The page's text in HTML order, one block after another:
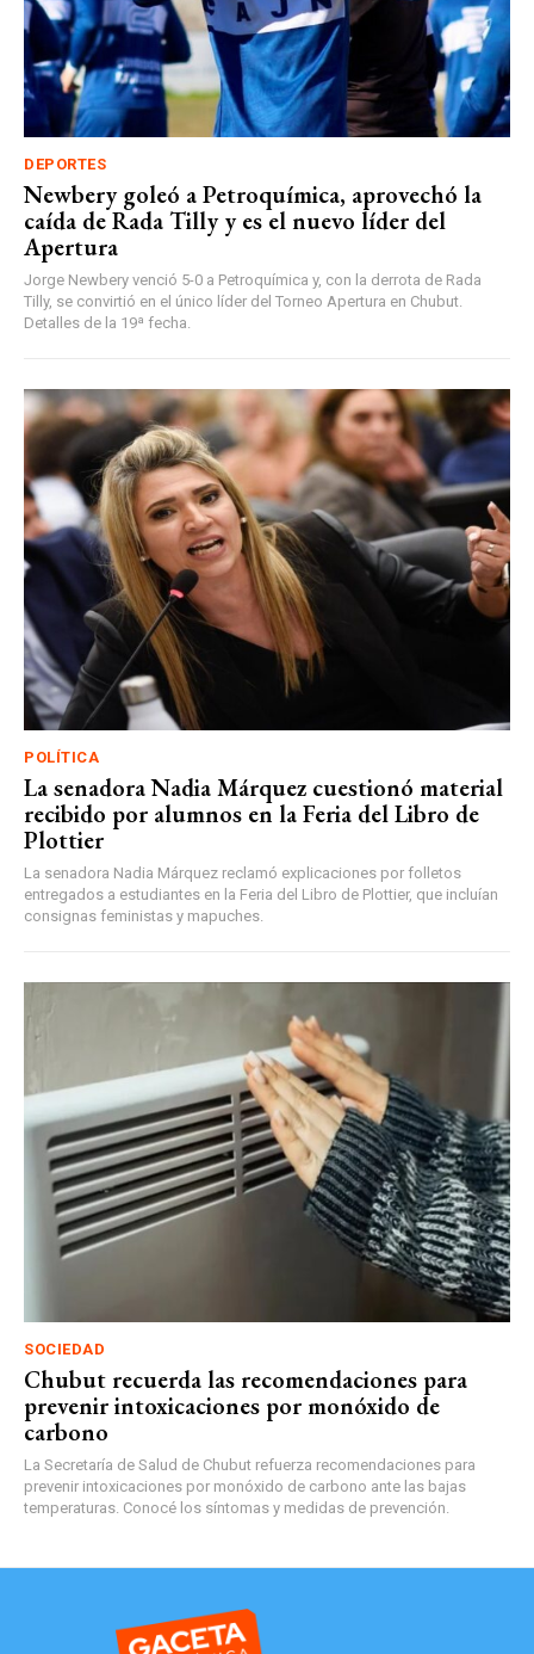
DEPORTES
Newbery goleó a Petroquímica, aprovechó la
caída de Rada Tilly y es el nuevo líder del
Apertura
Jorge Newbery venció 5-0 a Petroquímica y, con la derrota de Rada
Tilly, se convirtió en el único líder del Torneo Apertura en Chubut.
Detalles de la 19ª fecha.
POLÍTICA
La senadora Nadia Márquez cuestionó material
recibido por alumnos en la Feria del Libro de
Plottier
La senadora Nadia Márquez reclamó explicaciones por folletos
entregados a estudiantes en la Feria del Libro de Plottier, que incluían
consignas feministas y mapuches.
SOCIEDAD
Chubut recuerda las recomendaciones para
prevenir intoxicaciones por monóxido de
carbono
La Secretaría de Salud de Chubut refuerza recomendaciones para
prevenir intoxicaciones por monóxido de carbono ante las bajas
temperaturas. Conocé los síntomas y medidas de prevención.